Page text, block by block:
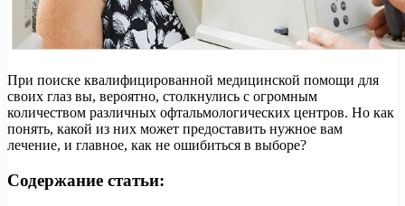
При поиске квалифицированной медицинской помощи для
своих глаз вы, вероятно, столкнулись с огромным
количеством различных офтальмологических центров. Но как
понять, какой из них может предоставить нужное вам
лечение, и главное, как не ошибиться в выборе?
Содержание статьи: